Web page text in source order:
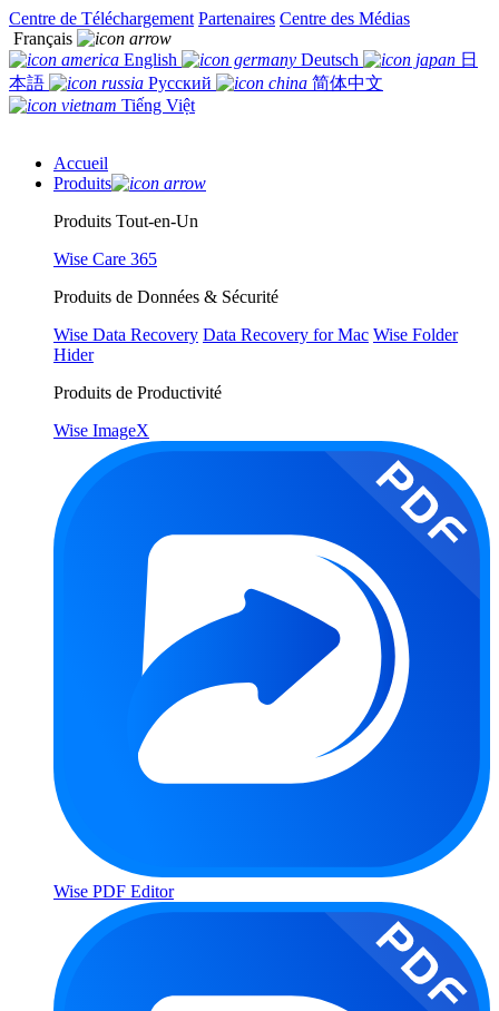
Centre de Téléchargement Partenaires Centre des Médias
Français
English
Deutsch
日
本語
Русский
简体中文
Tiếng Việt
Accueil
Produits
Produits Tout-en-Un
Wise Care 365
Produits de Données & Sécurité
Wise Data Recovery Data Recovery for Mac Wise Folder
Hider
Produits de Productivité
Wise ImageX
Wise PDF Editor